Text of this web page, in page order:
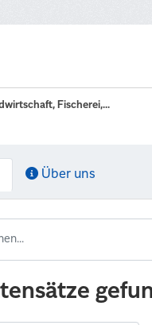
Fischerei,...
Über uns